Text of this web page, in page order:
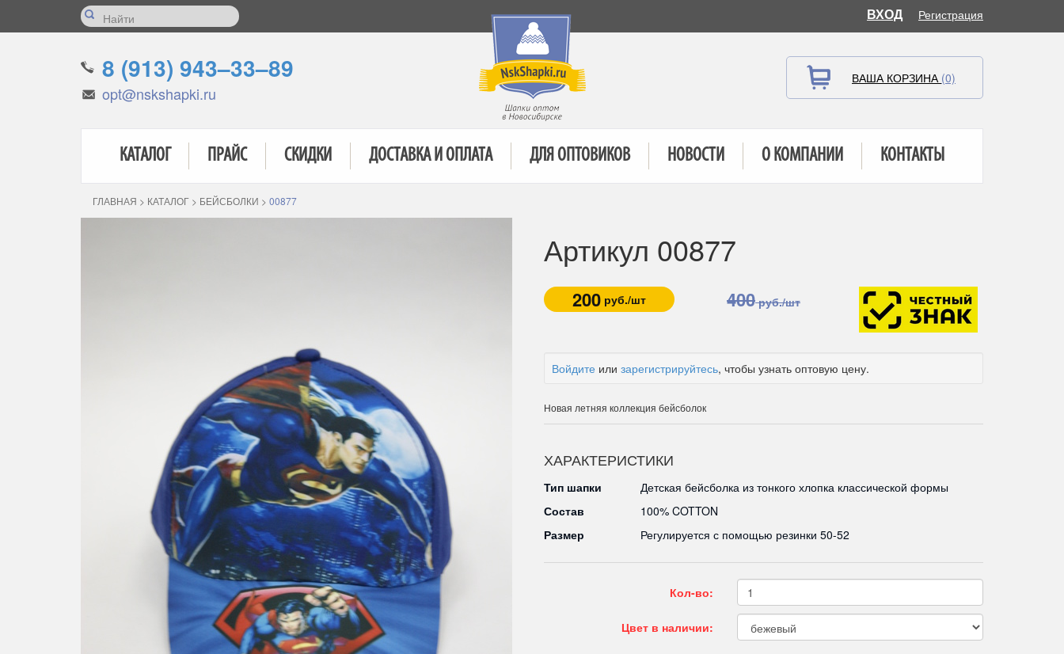
ВХОД Регистрация
8 (913) 943–33–89
opt@nskshapki.ru
ВАША КОРЗИНА (0)
КАТАЛОГ ПРАЙС СКИДКИ ДОСТАВКА И ОПЛАТА ДЛЯ ОПТОВИКОВ НОВОСТИ О КОМПАНИИ КОНТАКТЫ
ГЛАВНАЯ > КАТАЛОГ > БЕЙСБОЛКИ > 00877
Артикул 00877
200 руб./шт 400руб./шт
Войдите или зарегистрируйтесь, чтобы узнать оптовую цену.
Новая летняя коллекция бейсболок
ХАРАКТЕРИСТИКИ
Тип шапки
Детская бейсболка из тонкого хлопка классической формы
Состав
100% COTTON
Размер
Регулируется с помощью резинки 50-52
Кол-во:
Цвет в наличии: